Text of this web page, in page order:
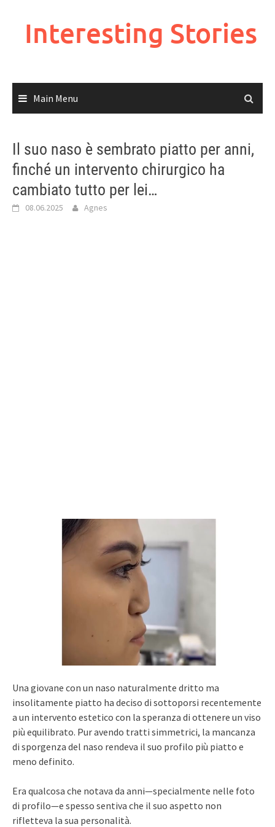
Interesting Stories
Main Menu
Il suo naso è sembrato piatto per anni,
finché un intervento chirurgico ha
cambiato tutto per lei…
08.06.2025 Agnes
Una giovane con un naso naturalmente dritto ma
insolitamente piatto ha deciso di sottoporsi recentemente
a un intervento estetico con la speranza di ottenere un viso
più equilibrato. Pur avendo tratti simmetrici, la mancanza
di sporgenza del naso rendeva il suo profilo più piatto e
meno definito.
Era qualcosa che notava da anni—specialmente nelle foto
di profilo—e spesso sentiva che il suo aspetto non
rifletteva la sua personalità.